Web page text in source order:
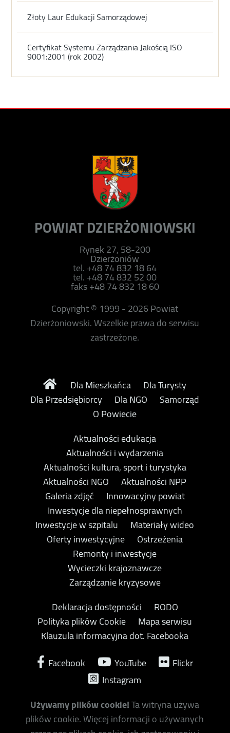
Złoty Laur Edukacji Samorządowej
Certyfikat Systemu Zarządzania Jakością ISO
9001:2001 (rok 2002)
POWIAT DZIERŻONIOWSKI
Rynek 27, 58-200
Dzierżoniów
tel. +48 74 832 18 64
tel. +48 74 832 52 00
faks +48 74 832 18 60
Copyright © 1999 - 2026 Powiat
Dzierżoniowski. Wszelkie prawa do serwisu
zastrzeżone.
Dla Mieszkańca
Dla Turysty
Dla Przedsiębiorcy
Dla NGO
Samorząd
O Powiecie
Aktualności edukacja
Aktualności i wydarzenia
Aktualności kultura, sport i turystyka
Aktualności NGO
Aktualności NPP
Galeria zdjęć
Innowacyjny powiat
Inwestycje dla niepełnosprawnych
Inwestycje w szpitalu
Materiały wideo
Oferty inwestycyjne
Ostrzeżenia
Remonty i inwestycje
Wycieczki krajoznawcze
Zarządzanie kryzysowe
Deklaracja dostępności
RODO
Polityka plików Cookie
Mapa serwisu
Klauzula informacyjna dot. Facebooka
Facebook
YouTube
Flickr
Instagram
Używamy plików cookie!Ta witryna używa
plików cookie. Więcej informacji o używanych